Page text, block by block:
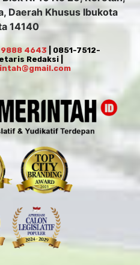
Daerah Khusus Ibukota
14140
4643 | 0851-7512-
Redaksi |